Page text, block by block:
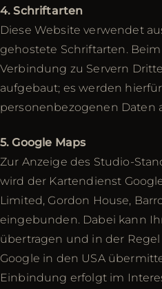
4. Schriftarten
Diese Website verwendet
gehostete Schriftarten.
Verbindung zu Servern
aufgebaut; es werden
personenbezogenen Daten
5. Google Maps
Zur Anzeige des Studio-
wird der Kartendienst
Limited, Gordon House,
eingebunden. Dabei kann
übertragen und in der Regel
Google in den USA
Einbindung erfolgt im